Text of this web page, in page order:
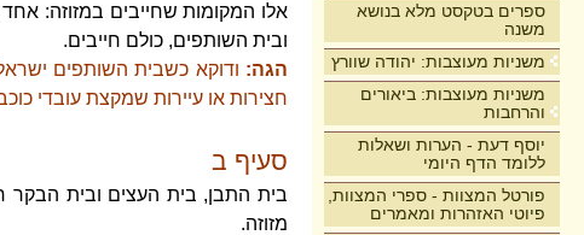
ספרים בטקסט מלא בנושא
משנה
משניות מעוצבות: יהודה שוורץ
משניות מעוצבות: ביאורים
והרחבות
יוסף דעת - הערות ושאלות
ללומד הדף היומי
פורטל המצוות - ספרי המצוות,
פיוטי האזהרות ומאמרים
אלו המקומות שחייבים במזוזה: אחד
ובית השותפים, כולם חייבים.
הגה: ודוקא כשבית השותפים
חצירות או עיירות שמקצת עובדי
סעיף ב
בית התבן, בית העצים ובית הבקר
מזוזה.